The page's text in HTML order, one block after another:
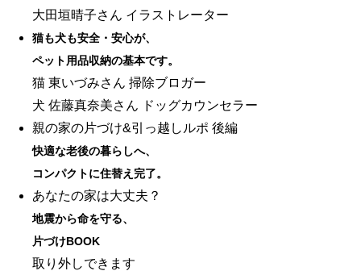
大田垣晴子さん イラストレーター
猫も犬も安全・安心が、
ペット用品収納の基本です。
猫 東いづみさん 掃除ブロガー
犬 佐藤真奈美さん ドッグカウンセラー
親の家の片づけ&引っ越しルポ 後編
快適な老後の暮らしへ、
コンパクトに住替え完了。
あなたの家は大丈夫？
地震から命を守る、
片づけBOOK
取り外しできます